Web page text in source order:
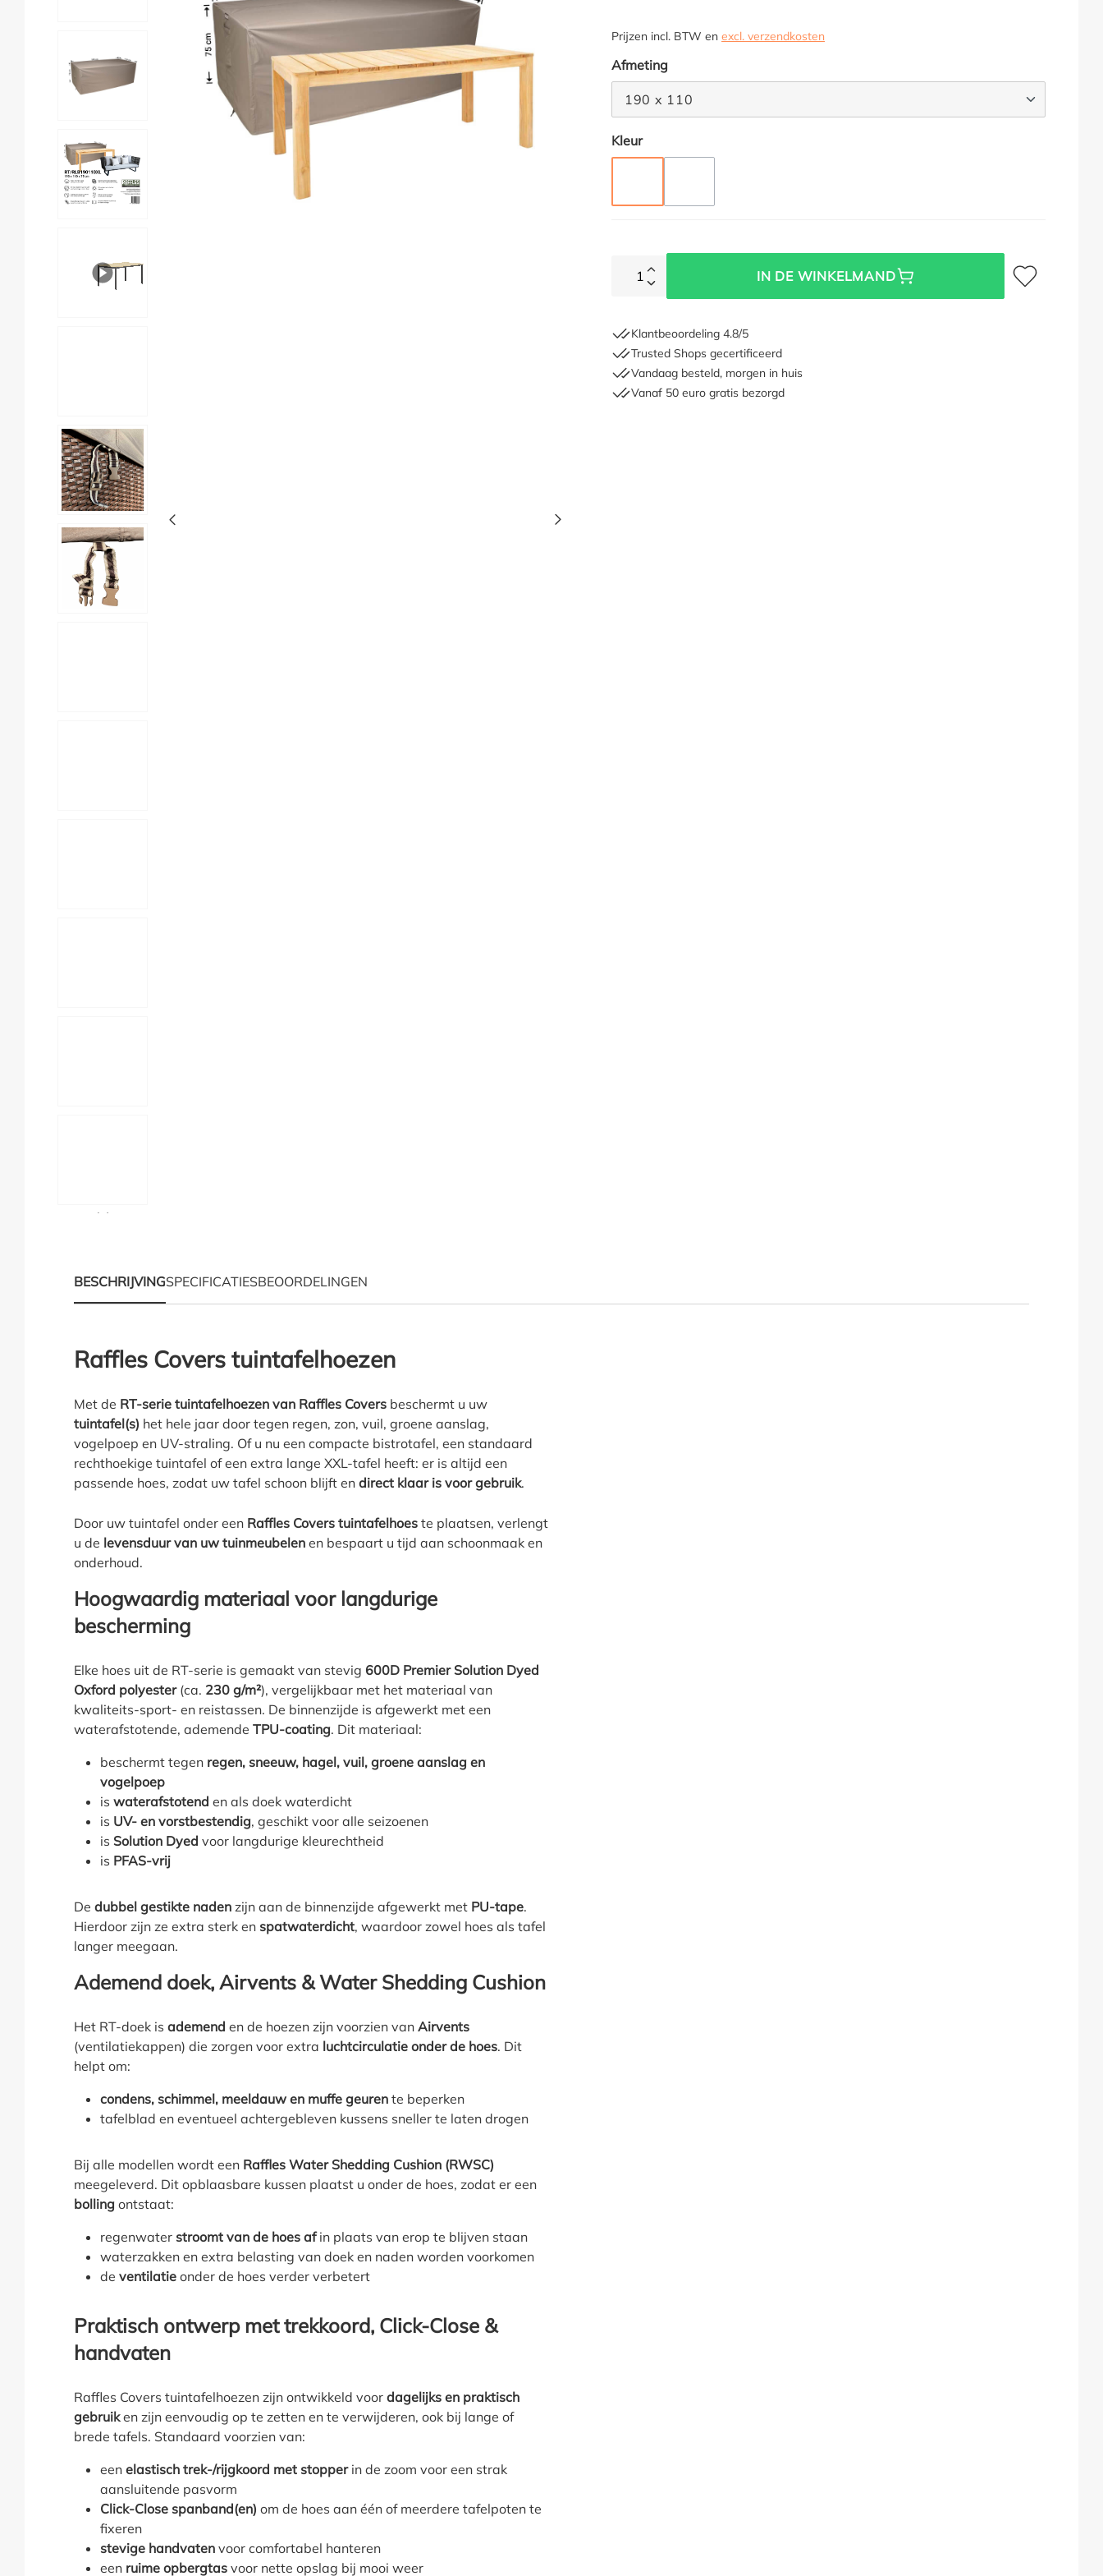
Prijzen incl. BTW enexcl. verzendkosten
Selecteer
Afmeting
190 x 110
Selecteer
Kleur
1 IN DE WINKELMAND
Toevoegen aan
Klantbeoordeling 4.8/5
Trusted Shops gecertificeerd
Vandaag besteld, morgen in huis
Vanaf 50 euro gratis bezorgd
BESCHRIJVINGSPECIFICATIESBEOORDELINGEN
Productinformatie "Raffles Covers tuintafelhoes"
Raffles Covers tuintafelhoezen
Met de RT-serie tuintafelhoezen van Raffles Covers beschermt u uw
tuintafel(s) het hele jaar door tegen regen, zon, vuil, groene aanslag,
vogelpoep en UV-straling. Of u nu een compacte bistrotafel, een standaard
rechthoekige tuintafel of een extra lange XXL-tafel heeft: er is altijd een
passende hoes, zodat uw tafel schoon blijft en direct klaar is voor gebruik.
Door uw tuintafel onder een Raffles Covers tuintafelhoes te plaatsen, verlengt
u de levensduur van uw tuinmeubelen en bespaart u tijd aan schoonmaak en
onderhoud.
Hoogwaardig materiaal voor langdurige
bescherming
Elke hoes uit de RT-serie is gemaakt van stevig 600D Premier Solution Dyed
Oxford polyester(ca. 230 g/m²), vergelijkbaar met het materiaal van
kwaliteits-sport- en reistassen. De binnenzijde is afgewerkt met een
waterafstotende, ademende TPU-coating. Dit materiaal:
beschermt tegen regen, sneeuw, hagel, vuil, groene aanslag en
vogelpoep
is waterafstotend en als doek waterdicht
is UV- en vorstbestendig, geschikt voor alle seizoenen
is Solution Dyed voor langdurige kleurechtheid
is PFAS-vrij
De dubbel gestikte naden zijn aan de binnenzijde afgewerkt met PU-tape.
Hierdoor zijn ze extra sterk en spatwaterdicht, waardoor zowel hoes als tafel
langer meegaan.
Ademend doek, Airvents & Water Shedding Cushion
Het RT-doek is ademend en de hoezen zijn voorzien van Airvents
(ventilatiekappen) die zorgen voor extra luchtcirculatie onder de hoes. Dit
helpt om:
condens, schimmel, meeldauw en muffe geuren te beperken
tafelblad en eventueel achtergebleven kussens sneller te laten drogen
Bij alle modellen wordt een Raffles Water Shedding Cushion (RWSC)
meegeleverd. Dit opblaasbare kussen plaatst u onder de hoes, zodat er een
bolling ontstaat:
regenwater stroomt van de hoes afin plaats van erop te blijven staan
waterzakken en extra belasting van doek en naden worden voorkomen
de ventilatie onder de hoes verder verbetert
Praktisch ontwerp met trekkoord, Click-Close &
handvaten
Raffles Covers tuintafelhoezen zijn ontwikkeld voor dagelijks en praktisch
gebruiken zijn eenvoudig op te zetten en te verwijderen, ook bij lange of
brede tafels. Standaard voorzien van:
een elastisch trek-/rijgkoord met stopperin de zoom voor een strak
aansluitende pasvorm
Click-Close spanband(en) om de hoes aan één of meerdere tafelpoten te
fixeren
stevige handvaten voor comfortabel hanteren
een ruime opbergtas voor nette opslag bij mooi weer